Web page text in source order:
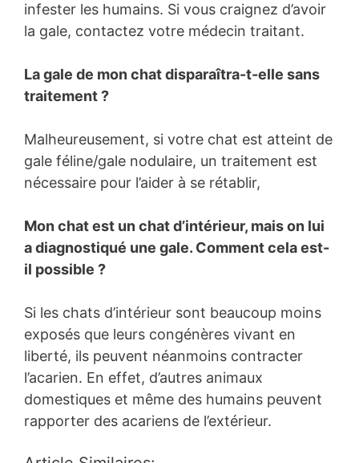
infester les humains. Si vous craignez d’avoir
la gale, contactez votre médecin traitant.
La gale de mon chat disparaîtra-t-elle sans
traitement ?
Malheureusement, si votre chat est atteint de
gale féline/gale nodulaire, un traitement est
nécessaire pour l’aider à se rétablir,
Mon chat est un chat d’intérieur, mais on lui
a diagnostiqué une gale. Comment cela est-
il possible ?
Si les chats d’intérieur sont beaucoup moins
exposés que leurs congénères vivant en
liberté, ils peuvent néanmoins contracter
l’acarien. En effet, d’autres animaux
domestiques et même des humains peuvent
rapporter des acariens de l’extérieur.